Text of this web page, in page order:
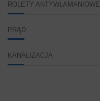
ROLETY ANTYWŁAMANIOWE
PRĄD
KANALIZACJA